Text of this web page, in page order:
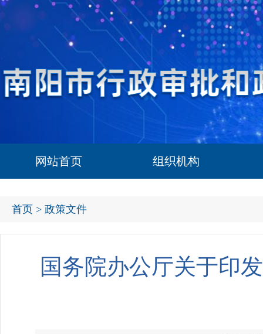
网站首页 组织机构
首页 > 政策文件
国务院办公厅关于印